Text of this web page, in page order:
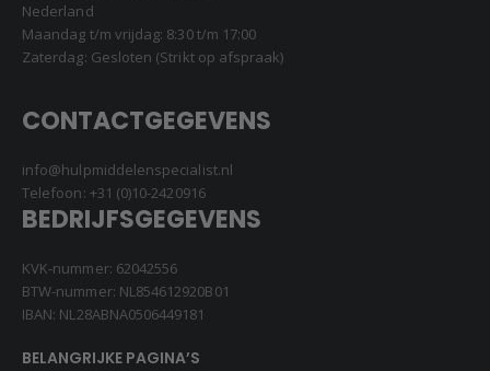
Nederland
Maandag t/m vrijdag: 8:30 t/m 17:00
Zaterdag: Gesloten (Strikt op afspraak)
CONTACTGEGEVENS
info@hulpmiddelenspecialist.nl
Telefoon: +31 (0)10-2420916
BEDRIJFSGEGEVENS
KVK-nummer: 62042556
BTW-nummer: NL854612920B01
IBAN: NL28ABNA0506449181
BELANGRIJKE PAGINA’S